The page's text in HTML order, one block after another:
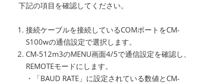
下記の項目を確認してください。
接続ケーブルを接続しているCOMポートをCM-
S100wの通信設定で選択します。
CM-512m3のMENU画面4/5で通信設定を確認し、
REMOTEモードにします。
・「BAUD RATE」に設定されている数値とCM-